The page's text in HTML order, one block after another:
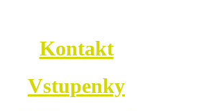
Kontakt
Vstupenky